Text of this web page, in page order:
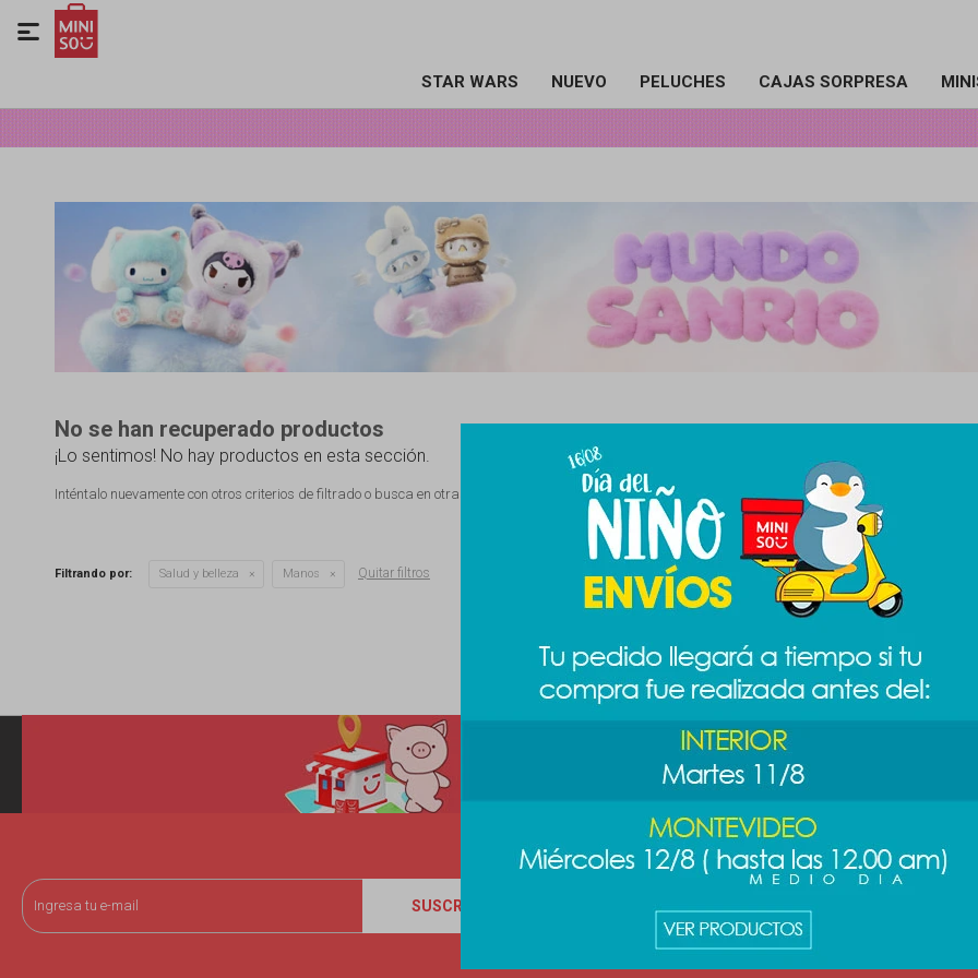
STAR WARS NUEVO PELUCHES CAJAS SORPRESA

No se han recuperado productos
¡Lo sentimos! No hay productos en esta sección.
Inténtalo nuevamente con otros criterios de filtrado o busca en otras secciones de nuestro catálogo.
Filtrando por: Salud y belleza Manos Quitar filtros
SUSCRIBIRME